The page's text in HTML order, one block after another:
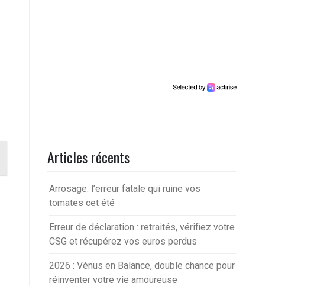
Articles récents
Arrosage: l’erreur fatale qui ruine vos
tomates cet été
Erreur de déclaration : retraités, vérifiez votre
CSG et récupérez vos euros perdus
2026 : Vénus en Balance, double chance pour
réinventer votre vie amoureuse